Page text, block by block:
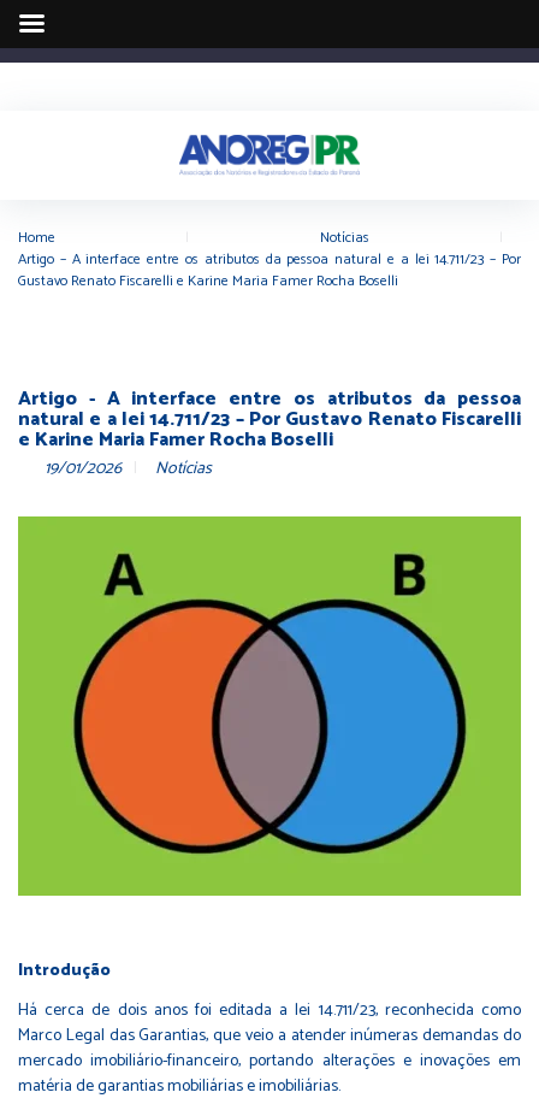
Home Notícias
Artigo – A interface entre os atributos da pessoa natural e a lei 14.711/23 – Por
Gustavo Renato Fiscarelli e Karine Maria Famer Rocha Boselli
Artigo - A interface entre os atributos da pessoa
natural e a lei 14.711/23 – Por Gustavo Renato Fiscarelli
e Karine Maria Famer Rocha Boselli
19/01/2026 Notícias
Introdução
Há cerca de dois anos foi editada a lei 14.711/23, reconhecida como
Marco Legal das Garantias, que veio a atender inúmeras demandas do
mercado imobiliário-financeiro, portando alterações e inovações em
matéria de garantias mobiliárias e imobiliárias.